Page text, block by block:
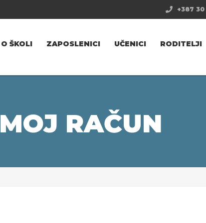
+387
O ŠKOLI ZAPOSLENICI UČENICI RODITELJI
MOJ RAČUN